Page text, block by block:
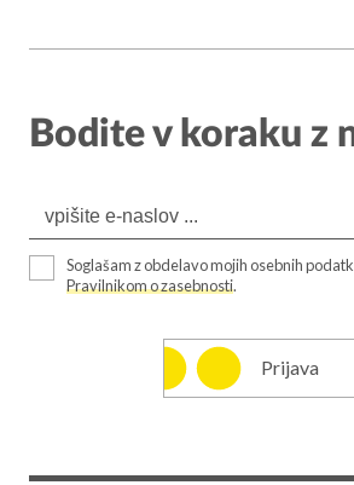
Bodite v koraku z
Soglašam z obdelavo mojih osebnih
Pravilnikom o zasebnosti.
Prijava